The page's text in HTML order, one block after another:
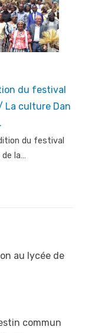
du festival
La culture Dan
du festival
la…
au lycée de
commun